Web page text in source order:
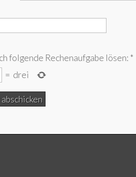
folgende Rechenaufgabe lösen: *
= drei